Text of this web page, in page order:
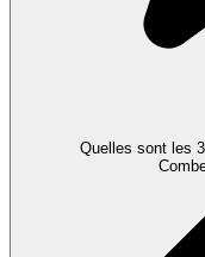
Quelles sont les